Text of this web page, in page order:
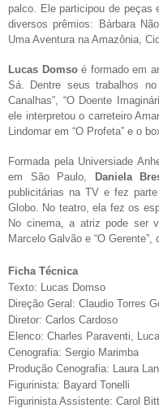
palco. Ele participou de peças
diversos prêmios: Bárbara
Uma Aventura na Amazônia,
Lucas Domsoé formado em
Sá. Dentre seus trabalhos no
Canalhas”, “O Doente
ele interpretou o carreteiro
Lindomar em “O Profeta” e o
Formada pela Universiade
em São Paulo, Daniela
publicitárias na TV e fez
Globo. No teatro, ela fez os
No cinema, a atriz pode ser
Marcelo Galvão e “O
Ficha Técnica
Texto: Lucas Domso
Direção Geral: Claudio Torres
Diretor: Carlos Cardoso
Elenco: Charles Paraventi,
Cenografia: Sergio Marimba
Produção Cenografia: Laura
Figurinista: Bayard Tonelli
Figurinista Assistente: Carol